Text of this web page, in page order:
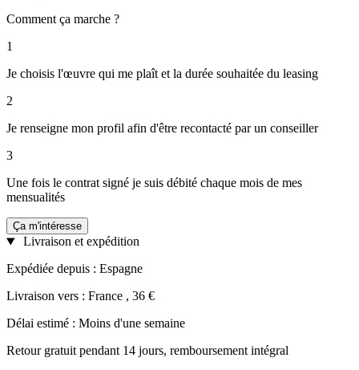
Comment ça marche ?
1
Je choisis l'œuvre qui me plaît et la durée souhaitée du leasing
2
Je renseigne mon profil afin d'être recontacté par un conseiller
3
Une fois le contrat signé je suis débité chaque mois de mes
mensualités
Ça m'intéresse
Livraison et expédition
Expédiée depuis : Espagne
Livraison vers : France , 36 €
Délai estimé : Moins d'une semaine
Retour gratuit pendant 14 jours, remboursement intégral